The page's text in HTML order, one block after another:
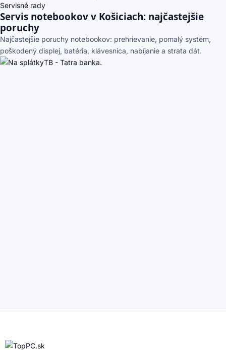
Servisné rady
Servis notebookov v Košiciach: najčastejšie
poruchy
Najčastejšie poruchy notebookov: prehrievanie, pomalý systém,
poškodený displej, batéria, klávesnica, nabíjanie a strata dát.